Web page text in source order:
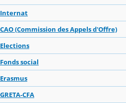
Internat
CAO (Commission des Appels d'Offre)
Elections
Fonds social
Erasmus
GRETA-CFA